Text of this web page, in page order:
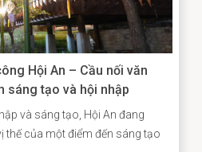
Hội An – Cầu nối văn
sáng tạo và hội nhập
và sáng tạo, Hội An đang
thế của một điểm đến sáng tạo